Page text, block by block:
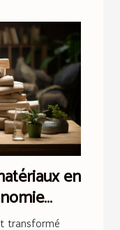
en
transformé